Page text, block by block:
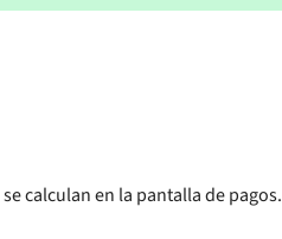
se calculan en la pantalla de pagos.